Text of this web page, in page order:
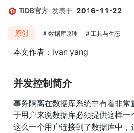
TiDB官方 发表于 2016-11-22
原创 数据库原理 工具与生态
本文作者：ivan yang
并发控制简介
事务隔离在数据库系统中有着非常
于用户来说数据库必须提供这样一
这么一个用户连接到了数据库中，